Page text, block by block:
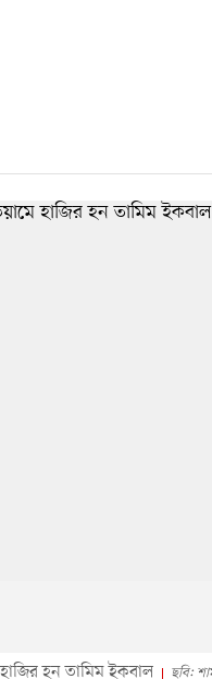
হাজির হন তামিম ইকবাল ছবি: